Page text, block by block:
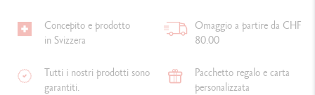
Concepito e prodotto
in Svizzera
Omaggio a partire da CHF
80.00
Tutti i nostri prodotti sono
garantiti.
Pacchetto regalo e carta
personalizzata